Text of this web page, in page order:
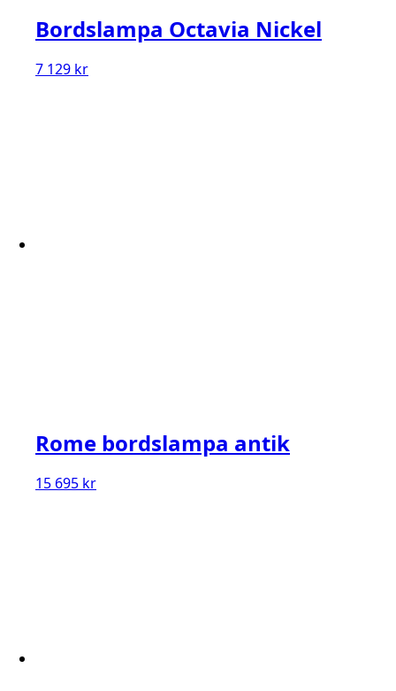
Bordslampa Octavia Nickel
7 129 kr
Rome bordslampa antik
15 695 kr